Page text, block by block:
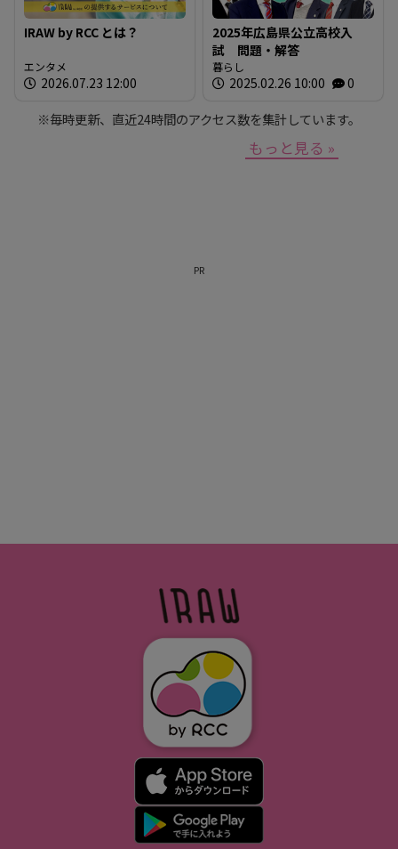
IRAW by RCC とは？
エンタメ
2026.07.23 12:00
2025年広島県公立高校入
試 問題・解答
暮らし
2025.02.26 10:00 0
※毎時更新、直近24時間のアクセス数を集計しています。
もっと見る »
PR